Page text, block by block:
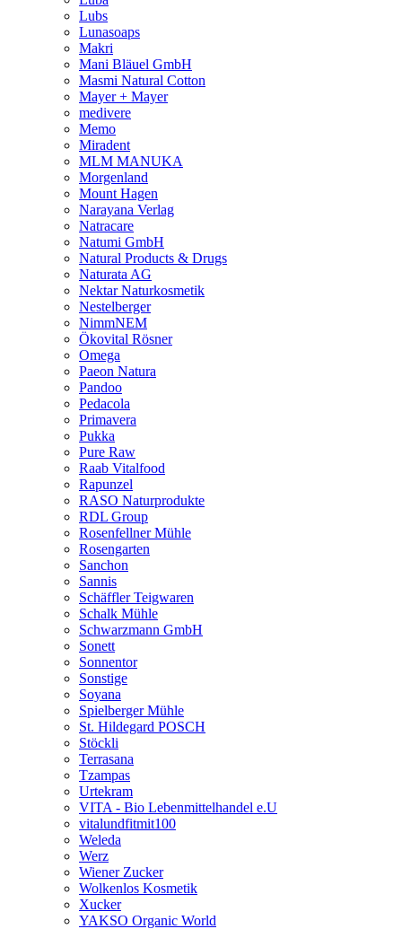
Lubs
Lunasoaps
Makri
Mani Bläuel GmbH
Masmi Natural Cotton
Mayer + Mayer
medivere
Memo
Miradent
MLM MANUKA
Morgenland
Mount Hagen
Narayana Verlag
Natracare
Natumi GmbH
Natural Products & Drugs
Naturata AG
Nektar Naturkosmetik
Nestelberger
NimmNEM
Ökovital Rösner
Omega
Paeon Natura
Pandoo
Pedacola
Primavera
Pukka
Pure Raw
Raab Vitalfood
Rapunzel
RASO Naturprodukte
RDL Group
Rosenfellner Mühle
Rosengarten
Sanchon
Sannis
Schäffler Teigwaren
Schalk Mühle
Schwarzmann GmbH
Sonett
Sonnentor
Sonstige
Soyana
Spielberger Mühle
St. Hildegard POSCH
Stöckli
Terrasana
Tzampas
Urtekram
VITA - Bio Lebenmittelhandel e.U
vitalundfitmit100
Weleda
Werz
Wiener Zucker
Wolkenlos Kosmetik
Xucker
YAKSO Organic World